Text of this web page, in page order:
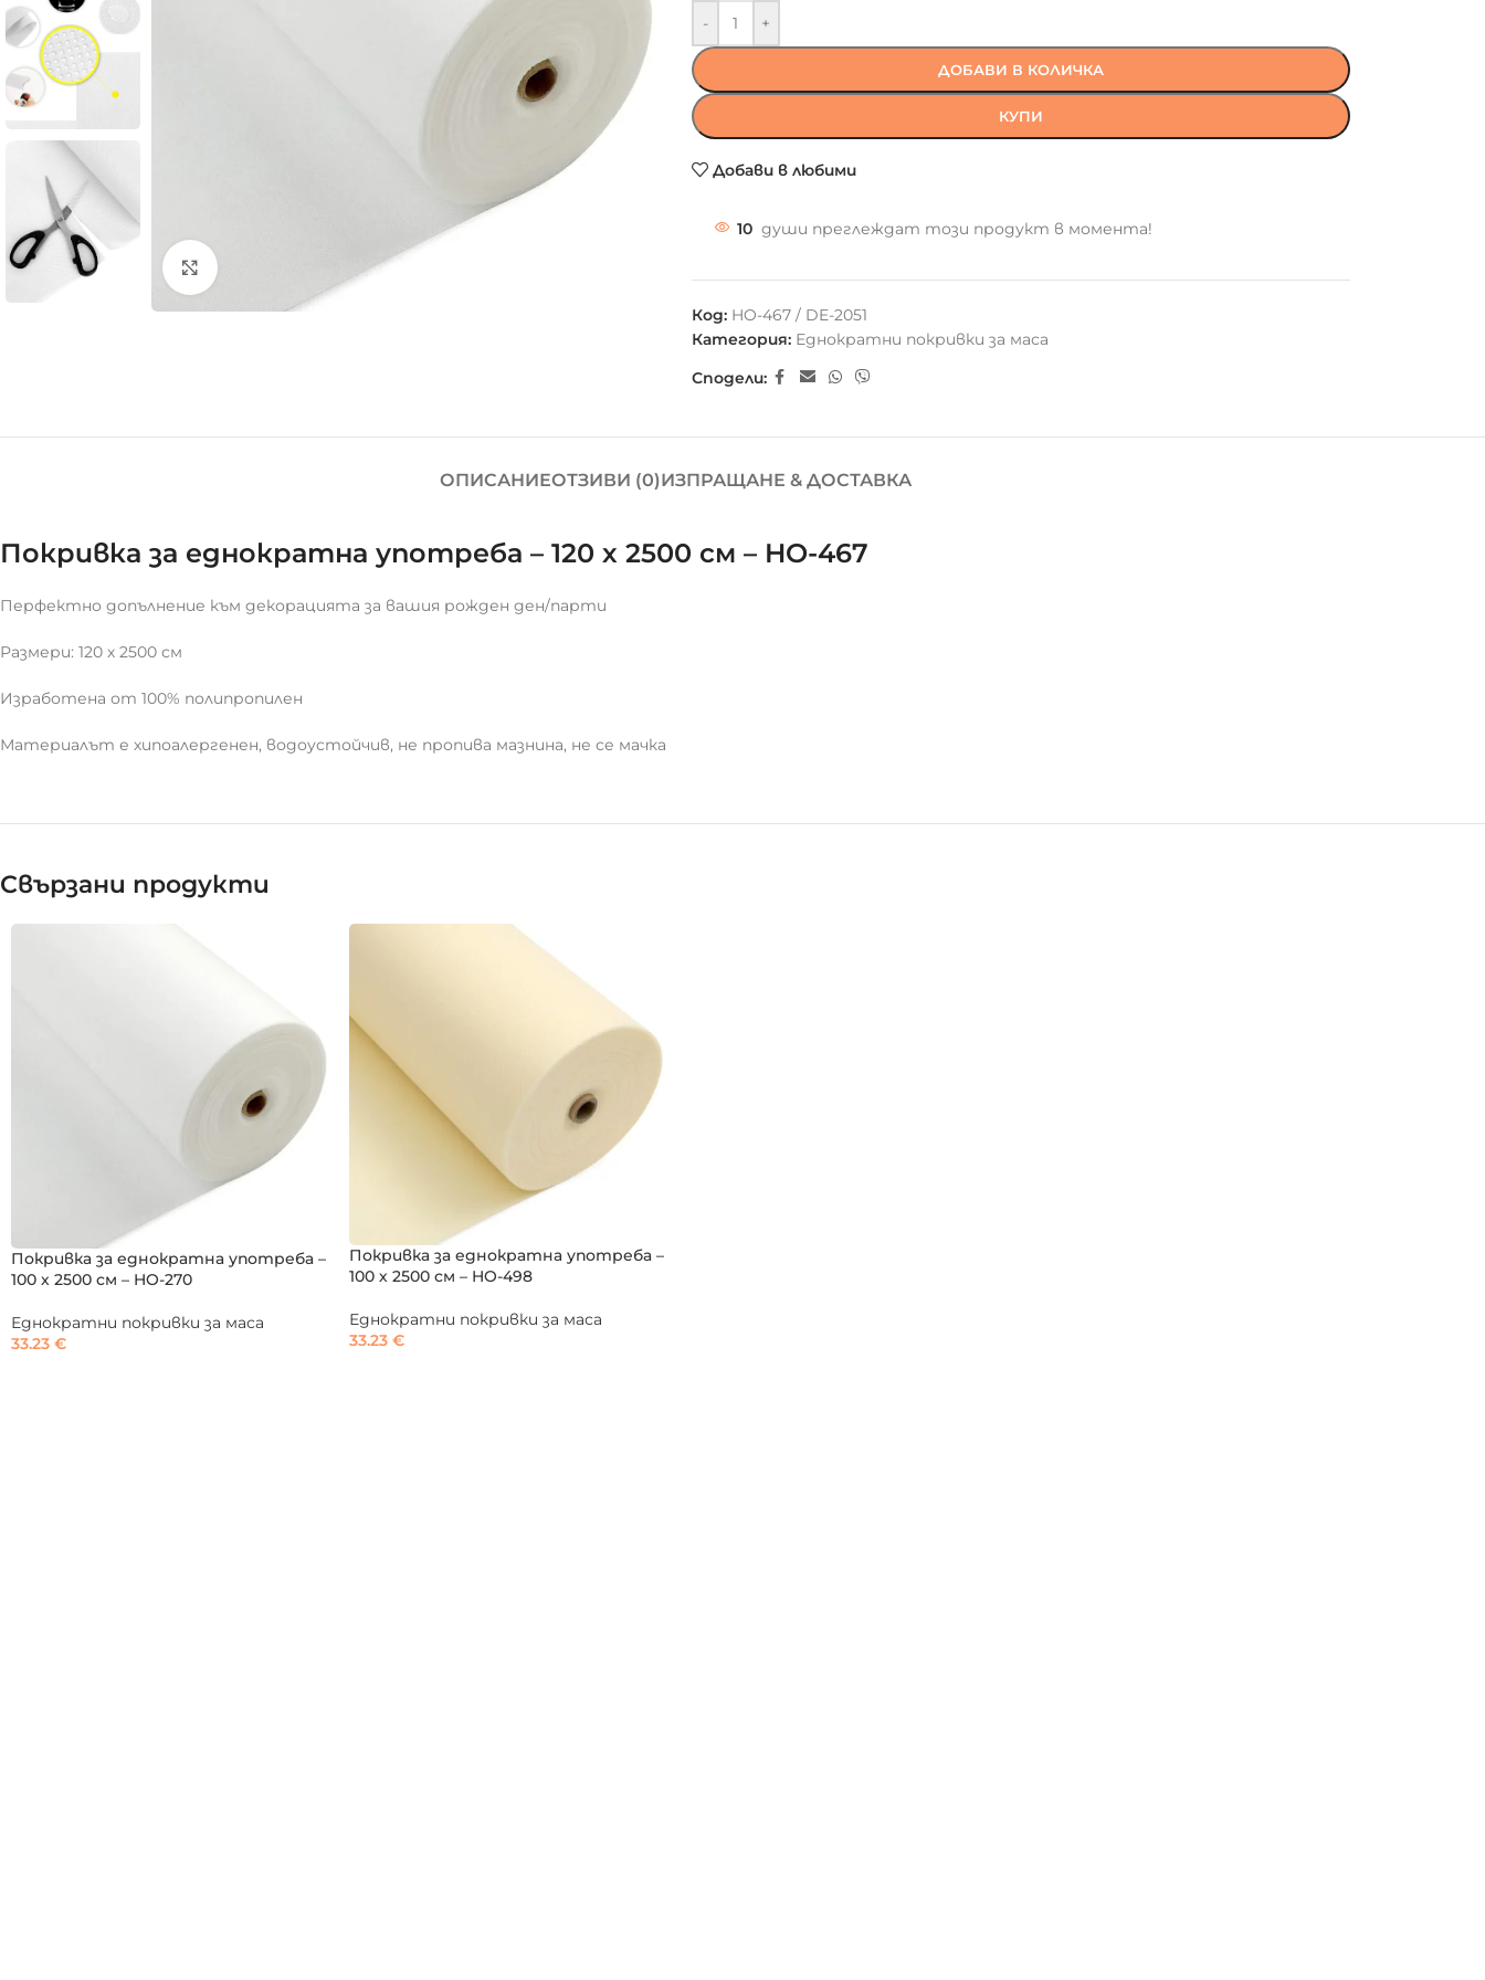
- +
ДОБАВИ В КОЛИЧКА
КУПИ
Добави в любими
10 души преглеждат този продукт в момента!
Код: HO-467 / DE-2051
Категория: Еднократни покривки за маса
Сподели:
ОПИСАНИЕОТЗИВИ (0)ИЗПРАЩАНЕ & ДОСТАВКА
Покривка за еднократна употреба – 120 х 2500 см – HO-467
Перфектно допълнение към декорацията за вашия рожден ден/парти
Размери: 120 х 2500 см
Изработена от 100% полипропилен
Материалът е хипоалергенен, водоустойчив, не пропива мазнина, не се мачка
Свързани продукти
Покривка за еднократна употреба –
100 х 2500 см – HO-270
Еднократни покривки за маса
33.23 €
Покривка за еднократна употреба –
100 х 2500 см – HO-498
Еднократни покривки за маса
33.23 €